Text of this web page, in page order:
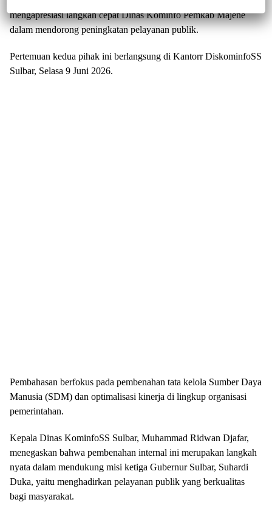
mengapresiasi langkah cepat Dinas Kominfo Pemkab Majene
dalam mendorong peningkatan pelayanan publik.
Pertemuan kedua pihak ini berlangsung di Kantorr DiskominfoSS
Sulbar, Selasa 9 Juni 2026.
Pembahasan berfokus pada pembenahan tata kelola Sumber Daya
Manusia (SDM) dan optimalisasi kinerja di lingkup organisasi
pemerintahan.
Kepala Dinas KominfoSS Sulbar, Muhammad Ridwan Djafar,
menegaskan bahwa pembenahan internal ini merupakan langkah
nyata dalam mendukung misi ketiga Gubernur Sulbar, Suhardi
Duka, yaitu menghadirkan pelayanan publik yang berkualitas
bagi masyarakat.